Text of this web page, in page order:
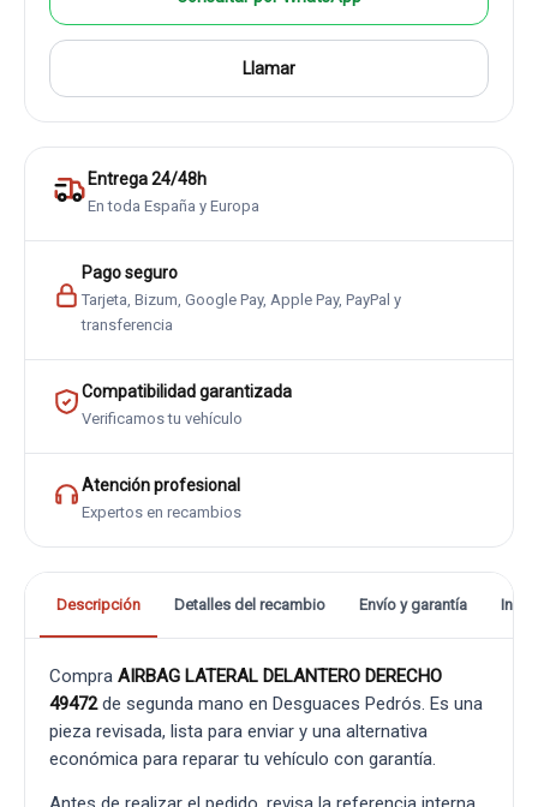
Llamar
Entrega 24/48h
En toda España y Europa
Pago seguro
Tarjeta, Bizum, Google Pay, Apple Pay, PayPal y
transferencia
Compatibilidad garantizada
Verificamos tu vehículo
Atención profesional
Expertos en recambios
Descripción Detalles del recambio Envío y garantía
Compra AIRBAG LATERAL DELANTERO DERECHO
49472de segunda mano en Desguaces Pedrós. Es una
pieza revisada, lista para enviar y una alternativa
económica para reparar tu vehículo con garantía.